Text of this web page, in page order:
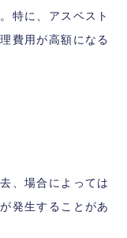
特に、アスベスト
費用が高額になる
、場合によっては
発生することがあ